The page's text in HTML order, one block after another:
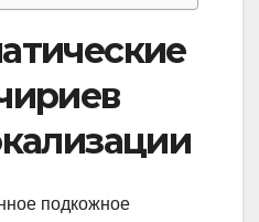
подкожное